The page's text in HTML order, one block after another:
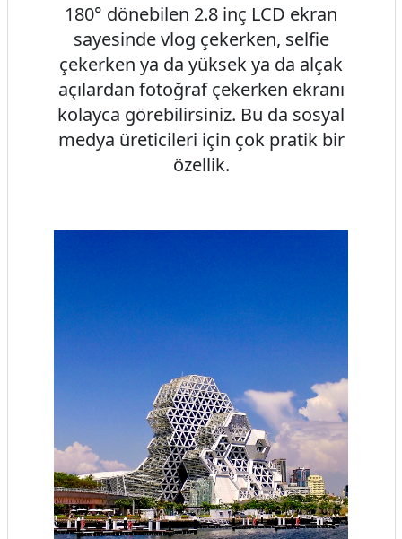
180° dönebilen 2.8 inç LCD ekran
sayesinde vlog çekerken, selfie
çekerken ya da yüksek ya da alçak
açılardan fotoğraf çekerken ekranı
kolayca görebilirsiniz. Bu da sosyal
medya üreticileri için çok pratik bir
özellik.